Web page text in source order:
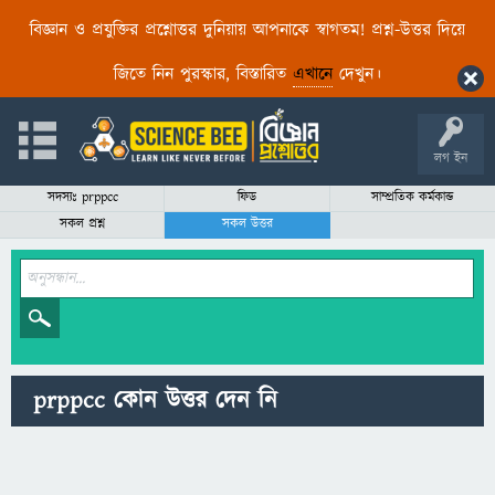
বিজ্ঞান ও প্রযুক্তির প্রশ্নোত্তর দুনিয়ায় আপনাকে স্বাগতম! প্রশ্ন-উত্তর দিয়ে
জিতে নিন পুরস্কার, বিস্তারিত এখানেদেখুন।
লগ ইন
সদস্যঃ prppcc ফিড
সাম্প্রতিক কর্মকান্ড
সকল প্রশ্ন
সকল উত্তর
prppcc কোন উত্তর দেন নি